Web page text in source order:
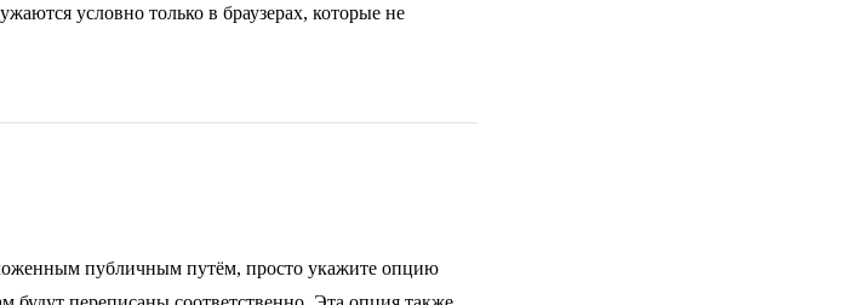
условно только в браузерах, которые не
публичным путём, просто укажите опцию